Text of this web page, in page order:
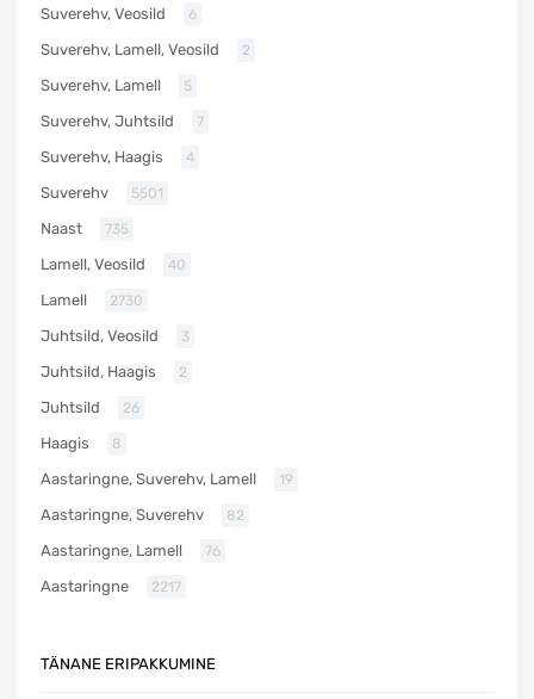
Suverehv, Veosild 6
Suverehv, Lamell, Veosild 2
Suverehv, Lamell 5
Suverehv, Juhtsild 7
Suverehv, Haagis 4
Suverehv 5501
Naast 735
Lamell, Veosild 40
Lamell 2730
Juhtsild, Veosild 3
Juhtsild, Haagis 2
Juhtsild 26
Haagis 8
Aastaringne, Suverehv, Lamell 19
Aastaringne, Suverehv 82
Aastaringne, Lamell 76
Aastaringne 2217
TÄNANE ERIPAKKUMINE